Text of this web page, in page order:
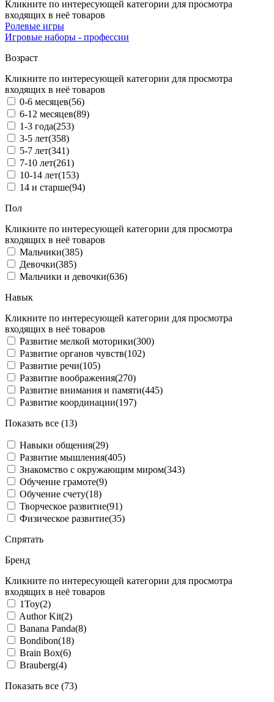
Кликните по интересующей категории для просмотра
входящих в неё товаров
Ролевые игры
Игровые наборы - профессии
Возраст
Кликните по интересующей категории для просмотра
входящих в неё товаров
0-6 месяцев(56)
6-12 месяцев(89)
1-3 года(253)
3-5 лет(358)
5-7 лет(341)
7-10 лет(261)
10-14 лет(153)
14 и старше(94)
Пол
Кликните по интересующей категории для просмотра
входящих в неё товаров
Мальчики(385)
Девочки(385)
Мальчики и девочки(636)
Навык
Кликните по интересующей категории для просмотра
входящих в неё товаров
Развитие мелкой моторики(300)
Развитие органов чувств(102)
Развитие речи(105)
Развитие воображения(270)
Развитие внимания и памяти(445)
Развитие координации(197)
Показать все (13)
Навыки общения(29)
Развитие мышления(405)
Знакомство с окружающим миром(343)
Обучение грамоте(9)
Обучение счету(18)
Творческое развитие(91)
Физическое развитие(35)
Спрятать
Бренд
Кликните по интересующей категории для просмотра
входящих в неё товаров
1Toy(2)
Author Kit(2)
Banana Panda(8)
Bondibon(18)
Brain Box(6)
Brauberg(4)
Показать все (73)